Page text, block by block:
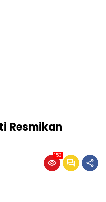
Resmikan
153